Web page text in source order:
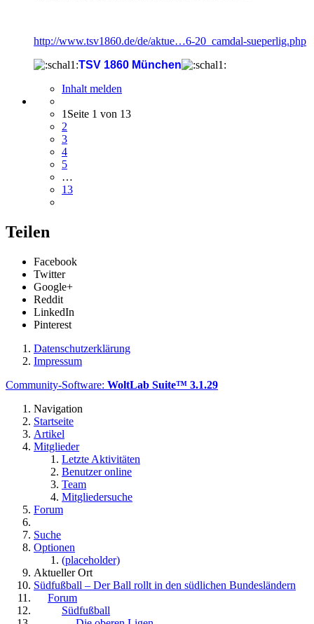
http://www.tsv1860.de/de/aktue…6-20_camdal-sueperlig.php
TSV 1860 München
Inhalt melden
1 Seite 1 von 13
2
3
4
5
…
13
Teilen
Facebook
Twitter
Google+
Reddit
LinkedIn
Pinterest
Datenschutzerklärung
Impressum
Community-Software: WoltLab Suite™ 3.1.29
Navigation
Startseite
Artikel
Mitglieder
Letzte Aktivitäten
Benutzer online
Team
Mitgliedersuche
Forum
Suche
Optionen
(placeholder)
Aktueller Ort
Südfußball – Der Ball rollt in den südlichen Bundesländern
Forum
Südfußball